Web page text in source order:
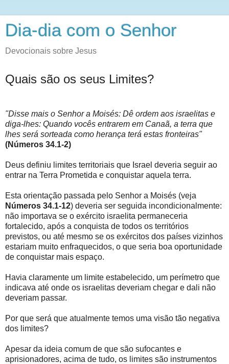
Dia-dia com o Senhor
Devocionais sobre Jesus
Quais são os seus Limites?
"Disse mais o Senhor a Moisés: Dê ordem aos israelitas e
diga-lhes: Quando vocês entrarem em Canaã, a terra que
lhes será sorteada como herança terá estas fronteiras"
(Números 34.1-2)
Deus definiu limites territoriais que Israel deveria seguir ao
entrar na Terra Prometida e conquistar aquela terra.
Esta orientação passada pelo Senhor a Moisés (veja
Números 34.1-12) deveria ser seguida incondicionalmente:
não importava se o exército israelita permaneceria
fortalecido, após a conquista de todos os territórios
previstos, ou até mesmo se os exércitos dos países vizinhos
estariam muito enfraquecidos, o que seria boa oportunidade
de conquistar mais espaço.
Havia claramente um limite estabelecido, um perímetro que
indicava até onde os israelitas deveriam chegar e dali não
deveriam passar.
Por que será que atualmente temos uma visão tão negativa
dos limites?
Apesar da ideia comum de que são sufocantes e
aprisionadores, acima de tudo, os limites são instrumentos